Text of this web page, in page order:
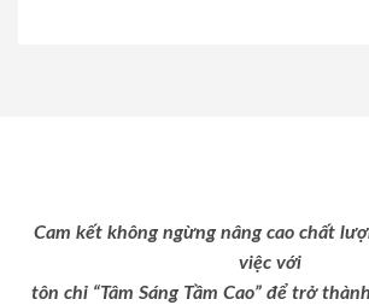
Cam kết không ngừng nâng cao chất
việc với
tôn chỉ “Tâm Sáng Tầm Cao” để trở